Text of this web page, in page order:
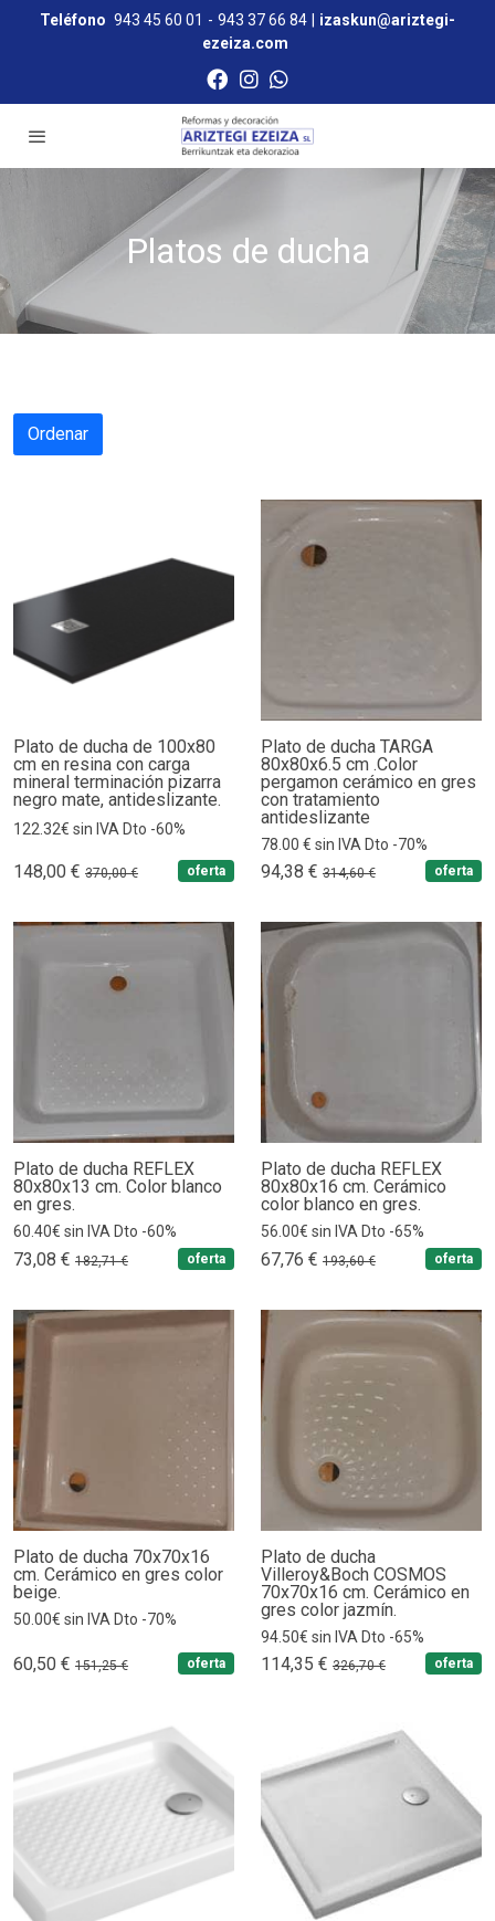
Teléfono 943 45 60 01 - 943 37 66 84
izaskun@ariztegi-
ezeiza.com
Platos de ducha
Ordenar
Plato de ducha de 100x80
cm en resina con carga
mineral terminación pizarra
negro mate, antideslizante.
122.32€ sin IVA Dto -60%
148,00 € 370,00 € oferta
Plato de ducha TARGA
80x80x6.5 cm .Color
pergamon cerámico en gres
con tratamiento
antideslizante
78.00 € sin IVA Dto -70%
94,38 € 314,60 € oferta
Plato de ducha REFLEX
80x80x13 cm. Color blanco
en gres.
60.40€ sin IVA Dto -60%
73,08 € 182,71 € oferta
Plato de ducha REFLEX
80x80x16 cm. Cerámico
color blanco en gres.
56.00€ sin IVA Dto -65%
67,76 € 193,60 € oferta
Plato de ducha 70x70x16
cm. Cerámico en gres color
beige.
50.00€ sin IVA Dto -70%
60,50 € 151,25 € oferta
Plato de ducha
Villeroy&Boch COSMOS
70x70x16 cm. Cerámico en
gres color jazmín.
94.50€ sin IVA Dto -65%
114,35 € 326,70 € oferta